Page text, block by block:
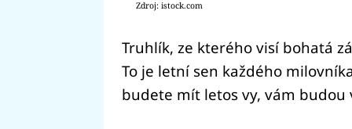
Zdroj: istock.com
Truhlík, ze kterého visí bohatá
To je letní sen každého
budete mít letos vy, vám budou